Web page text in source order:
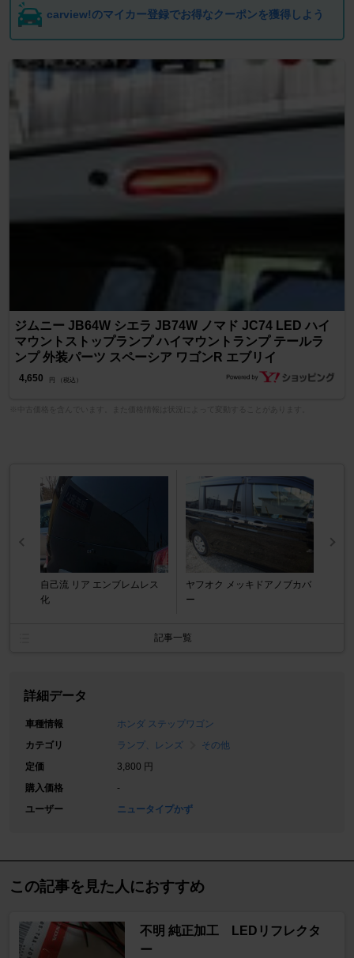
carview!のマイカー登録でお得なクーポンを獲得しよう
ジムニー JB64W シエラ JB74W ノマド JC74 LED ハイ
マウントストップランプ ハイマウントランプ テールラ
ンプ 外装パーツ スペーシア ワゴンR エブリイ
4,650 円 （税込）
自己流 リア エンブレムレス
化
ヤフオク メッキドアノブカバ
ー
記事一覧
詳細データ
車種情報
ホンダ ステップワゴン
カテゴリ
ランプ、レンズ
その他
定価
3,800 円
購入価格
-
ユーザー
ニュータイプかず
この記事を見た人におすすめ
不明 純正加工 LEDリフレクタ
ー